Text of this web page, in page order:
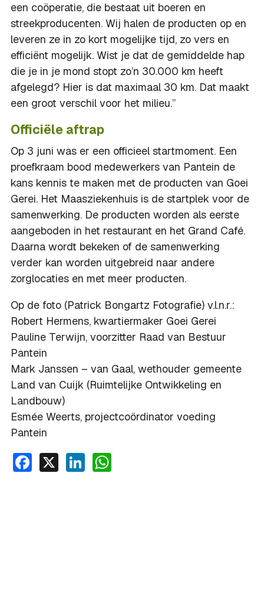
een coöperatie, die bestaat uit boeren en
streekproducenten. Wij halen de producten op en
leveren ze in zo kort mogelijke tijd, zo vers en
efficiënt mogelijk. Wist je dat de gemiddelde hap
die je in je mond stopt zo’n 30.000 km heeft
afgelegd? Hier is dat maximaal 30 km. Dat maakt
een groot verschil voor het milieu.”
Officiële aftrap
Op 3 juni was er een officieel startmoment. Een
proefkraam bood medewerkers van Pantein de
kans kennis te maken met de producten van Goei
Gerei. Het Maasziekenhuis is de startplek voor de
samenwerking. De producten worden als eerste
aangeboden in het restaurant en het Grand Café.
Daarna wordt bekeken of de samenwerking
verder kan worden uitgebreid naar andere
zorglocaties en met meer producten.
Op de foto (Patrick Bongartz Fotografie) v.l.n.r.:
Robert Hermens, kwartiermaker Goei Gerei
Pauline Terwijn, voorzitter Raad van Bestuur
Pantein
Mark Janssen – van Gaal, wethouder gemeente
Land van Cuijk (Ruimtelijke Ontwikkeling en
Landbouw)
Esmée Weerts, projectcoördinator voeding
Pantein
Facebook
X LinkedIn